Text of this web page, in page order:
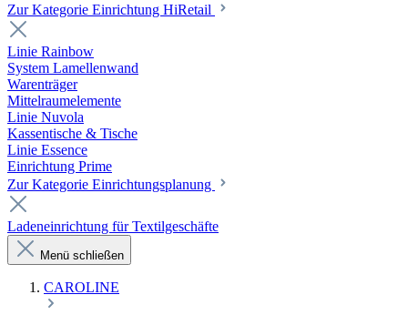
Zur Kategorie Einrichtung HiRetail
Linie Rainbow
System Lamellenwand
Warenträger
Mittelraumelemente
Linie Nuvola
Kassentische & Tische
Linie Essence
Einrichtung Prime
Zur Kategorie Einrichtungsplanung
Ladeneinrichtung für Textilgeschäfte
Menü schließen
CAROLINE